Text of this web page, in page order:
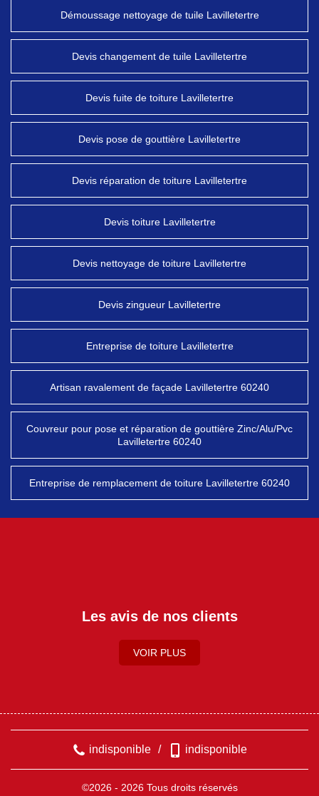
Démoussage nettoyage de tuile Lavilletertre
Devis changement de tuile Lavilletertre
Devis fuite de toiture Lavilletertre
Devis pose de gouttière Lavilletertre
Devis réparation de toiture Lavilletertre
Devis toiture Lavilletertre
Devis nettoyage de toiture Lavilletertre
Devis zingueur Lavilletertre
Entreprise de toiture Lavilletertre
Artisan ravalement de façade Lavilletertre 60240
Couvreur pour pose et réparation de gouttière Zinc/Alu/Pvc
Lavilletertre 60240
Entreprise de remplacement de toiture Lavilletertre 60240
Les avis de nos clients
VOIR PLUS
indisponible / indisponible
©2026 - 2026 Tous droits réservés